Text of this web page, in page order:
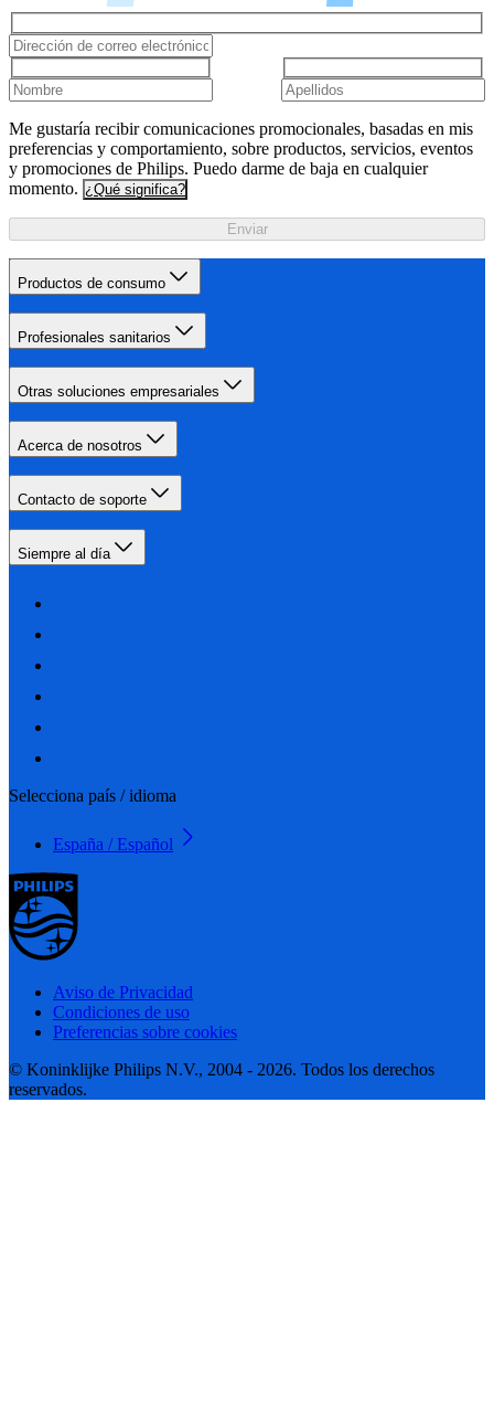
Me gustaría recibir comunicaciones promocionales, basadas en mis
preferencias y comportamiento, sobre productos, servicios, eventos
y promociones de Philips. Puedo darme de baja en cualquier
momento. ¿Qué significa?
Enviar
Productos de consumo
Profesionales sanitarios
Otras soluciones empresariales
Acerca de nosotros
Contacto de soporte
Siempre al día
Selecciona país / idioma
España / Español
Aviso de Privacidad
Condiciones de uso
Preferencias sobre cookies
© Koninklijke Philips N.V., 2004 - 2026. Todos los derechos
reservados.